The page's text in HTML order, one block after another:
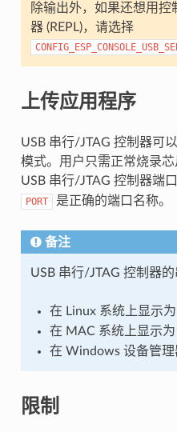
除输出外，如果还想用
器 (REPL)，请选择
上传应用程序
USB 串行/JTAG 控制器可
模式。用户只需正常烧录
USB 串行/JTAG 控制器端口
PORT 是正确的端口名称。
备注
USB 串行/JTAG 控制器的
在 Linux 系统上显示为
在 MAC 系统上显示为
在 Windows 设备管理
限制